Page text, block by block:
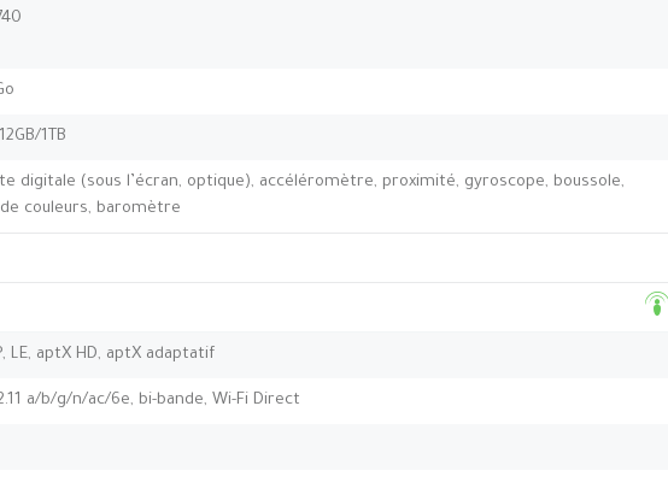
1TB
digitale (sous l’écran, optique), accéléromètre, proximité, gyroscope, boussole,
couleurs, baromètre
LE, aptX HD, aptX adaptatif
a/b/g/n/ac/6e, bi-bande, Wi-Fi Direct